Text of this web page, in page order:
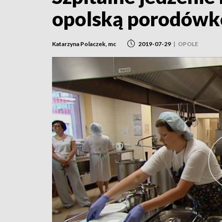
opolską
Katarzyna Polaczek, mc 2019-07-29 | OPOLE